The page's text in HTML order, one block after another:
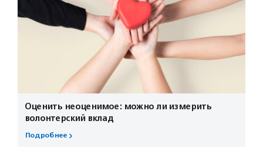
Оценить неоценимое: можно ли измерить
волонтерский вклад
Подробнее